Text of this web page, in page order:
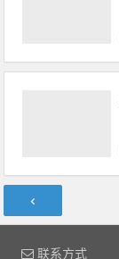
文章导航
联系方式